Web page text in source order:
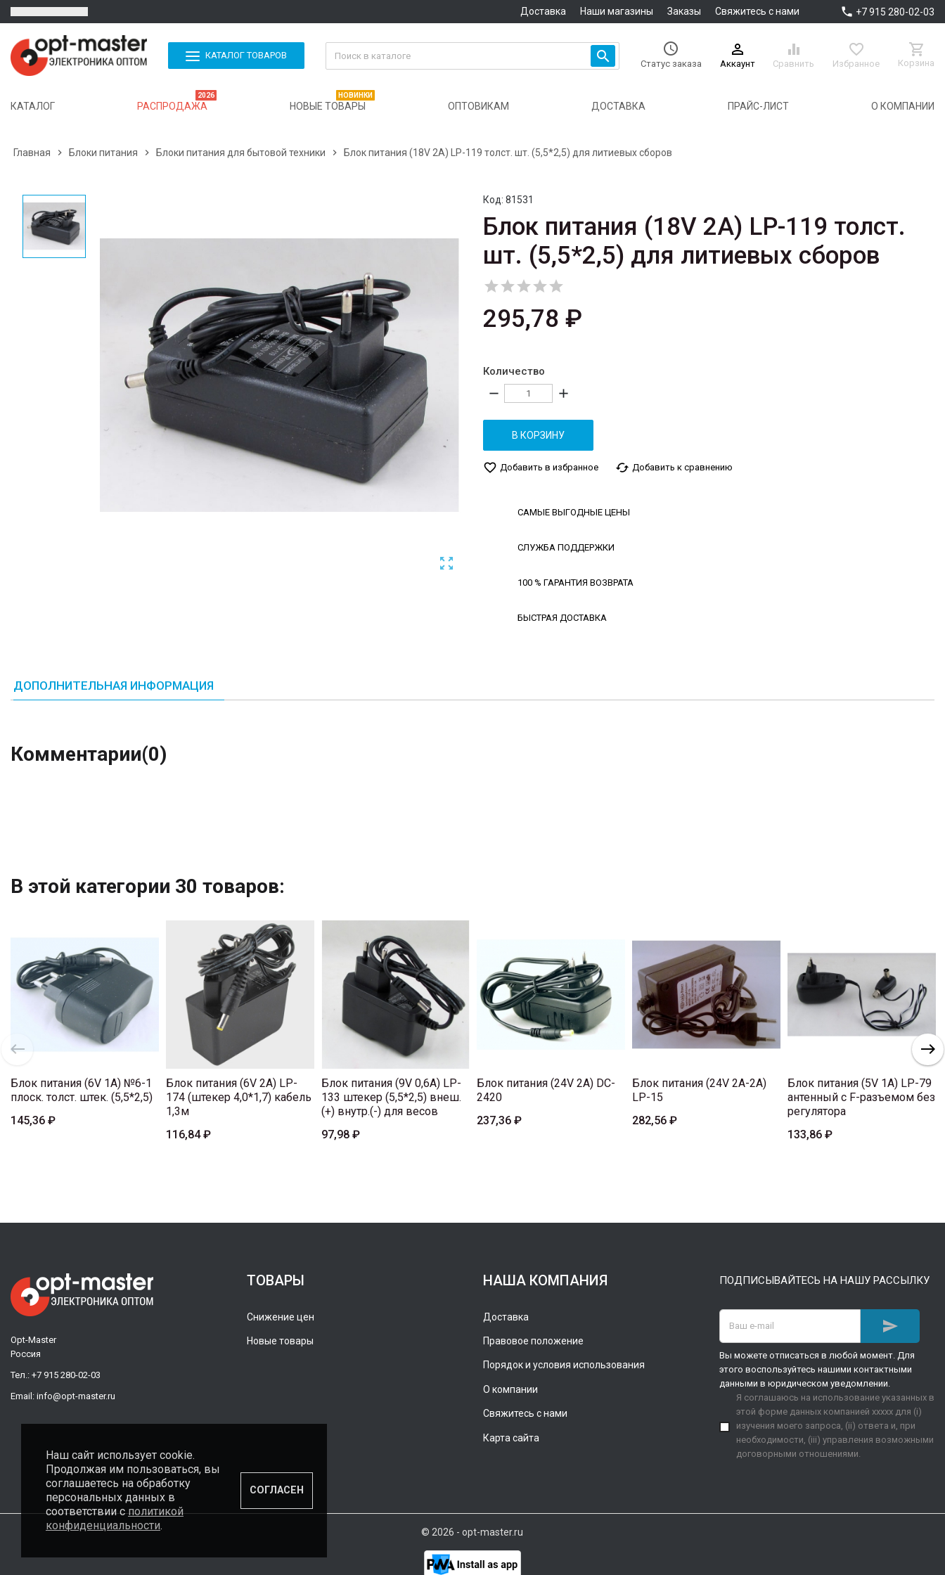
Доставка Наши магазины Заказы Свяжитесь с нами  +7 915 280-02-03
КАТАЛОГ ТОВАРОВ  
Статус заказа

Аккаунт

Сравнить

Избранное

Корзина
КАТАЛОГ РАСПРОДАЖА
2026
НОВЫЕ ТОВАРЫ
НОВИНКИ
ОПТОВИКАМ ДОСТАВКА ПРАЙС-ЛИСТ О КОМПАНИИ
Главная  Блоки питания  Блоки питания для бытовой техники  Блок питания (18V 2A) LP-119 толст. шт. (5,5*2,5) для литиевых сборов

Код: 81531
Блок питания (18V 2A) LP-119 толст.
шт. (5,5*2,5) для литиевых сборов

295,78 ₽
Количество
remove add
В КОРЗИНУ
favorite_border Добавить в избранное cached Добавить к сравнению
САМЫЕ ВЫГОДНЫЕ ЦЕНЫ
СЛУЖБА ПОДДЕРЖКИ
100 % ГАРАНТИЯ ВОЗВРАТА
БЫСТРАЯ ДОСТАВКА
ДОПОЛНИТЕЛЬНАЯ ИНФОРМАЦИЯ
Комментарии(0)
В этой категории 30 товаров:
Блок питания (6V 1A) №6-1
плоск. толст. штек. (5,5*2,5)
145,36 ₽
Блок питания (6V 2A) LP-
174 (штекер 4,0*1,7) кабель
1,3м
116,84 ₽
Блок питания (9V 0,6A) LP-
133 штекер (5,5*2,5) внеш.
(+) внутр.(-) для весов
97,98 ₽
Блок питания (24V 2A) DC-
2420
237,36 ₽
Блок питания (24V 2A-2A)
LP-15
282,56 ₽
Блок питания (5V 1A) LP-79
антенный с F-разъемом без
регулятора
133,86 ₽
Opt-Master
Россия
Тел.: +7 915 280-02-03
Email: info@opt-master.ru
ТОВАРЫ
Снижение цен
Новые товары
НАША КОМПАНИЯ
Доставка
Правовое положение
Порядок и условия использования
О компании
Свяжитесь с нами
Карта сайта
ПОДПИСЫВАЙТЕСЬ НА НАШУ РАССЫЛКУ

Вы можете отписаться в любой момент. Для
этого воспользуйтесь нашими контактными
данными в юридическом уведомлении.
Я соглашаюсь на использование указанных в
этой форме данных компанией xxxxx для (i)
изучения моего запроса, (ii) ответа и, при
необходимости, (iii) управления возможными
договорными отношениями.
© 2026 - opt-master.ru
Наш сайт использует cookie.
Продолжая им пользоваться, вы
соглашаетесь на обработку
персональных данных в
соответствии сполитикой
конфиденциальности.
СОГЛАСЕН